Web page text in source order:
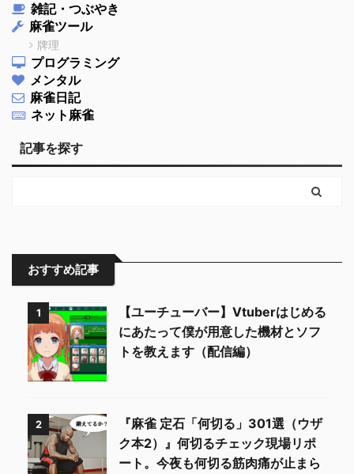
雑記・つぶやき
麻雀ツール
牌理
プログラミング
メンタル
麻雀日記
ネット麻雀
記事を探す
おすすめ記事
1
【ユーチューバー】Vtuberはじめる
にあたって僕が用意した機材とソフ
トを教えます（配信編）
2
『麻雀 定石「何切る」301選（ウザ
ク本2）』何切るチェック現場リポ
ート。今夜も何切る筋肉痛が止まら